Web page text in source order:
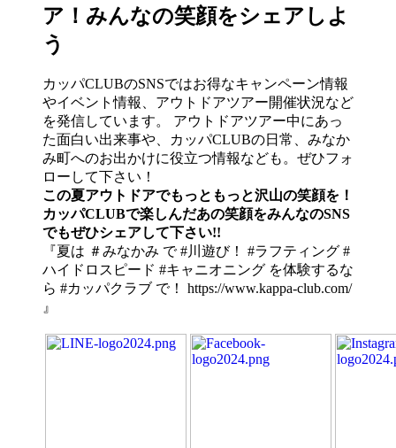
ア！みんなの笑顔をシェアしよ
う
カッパCLUBのSNSではお得なキャンペーン情報
やイベント情報、アウトドアツアー開催状況など
を発信しています。 アウトドアツアー中にあっ
た面白い出来事や、カッパCLUBの日常、みなか
み町へのお出かけに役立つ情報なども。ぜひフォ
ローして下さい！
この夏アウトドアでもっともっと沢山の笑顔を！
カッパCLUBで楽しんだあの笑顔をみんなのSNS
でもぜひシェアして下さい!!
『夏は ＃みなかみ で #川遊び！ #ラフティング #
ハイドロスピード #キャニオニング を体験するな
ら #カッパクラブ で！ https://www.kappa-club.com/
』